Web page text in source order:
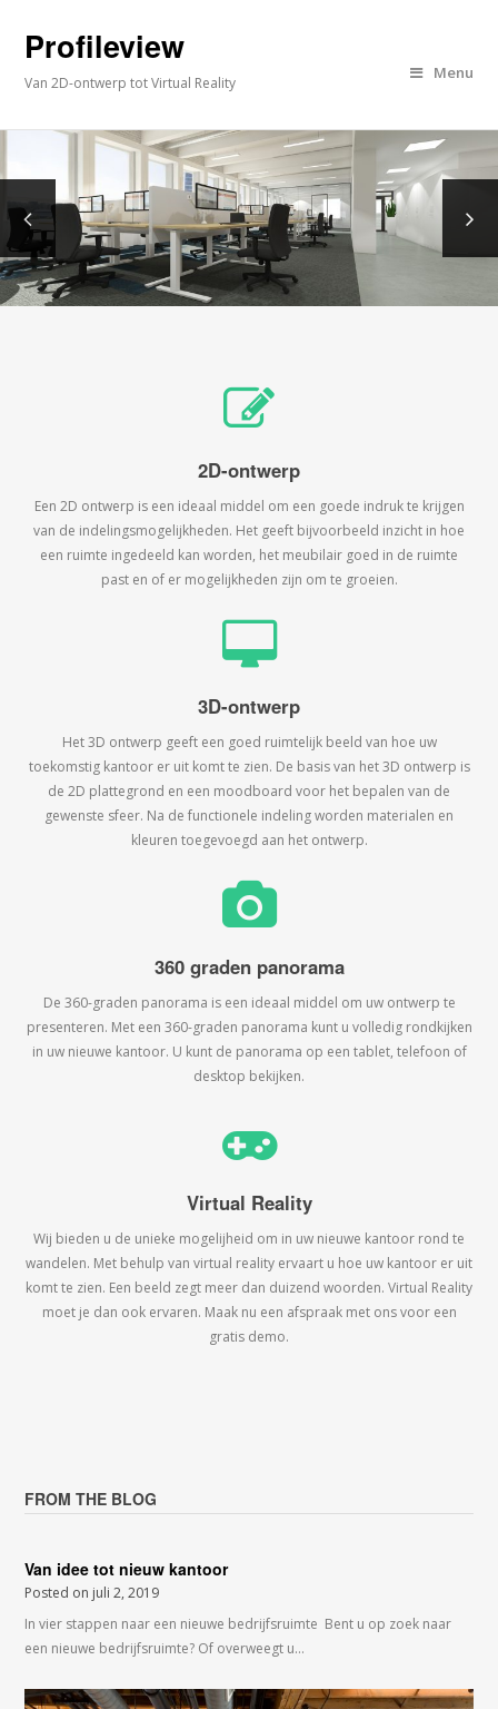
Profileview
Van 2D-ontwerp tot Virtual Reality
Menu
2D-ontwerp
Een 2D ontwerp is een ideaal middel om een goede indruk te krijgen
van de indelingsmogelijkheden. Het geeft bijvoorbeeld inzicht in hoe
een ruimte ingedeeld kan worden, het meubilair goed in de ruimte
past en of er mogelijkheden zijn om te groeien.
3D-ontwerp
Het 3D ontwerp geeft een goed ruimtelijk beeld van hoe uw
toekomstig kantoor er uit komt te zien. De basis van het 3D ontwerp is
de 2D plattegrond en een moodboard voor het bepalen van de
gewenste sfeer. Na de functionele indeling worden materialen en
kleuren toegevoegd aan het ontwerp.
360 graden panorama
De 360-graden panorama is een ideaal middel om uw ontwerp te
presenteren. Met een 360-graden panorama kunt u volledig rondkijken
in uw nieuwe kantoor. U kunt de panorama op een tablet, telefoon of
desktop bekijken.
Virtual Reality
Wij bieden u de unieke mogelijheid om in uw nieuwe kantoor rond te
wandelen. Met behulp van virtual reality ervaart u hoe uw kantoor er uit
komt te zien. Een beeld zegt meer dan duizend woorden. Virtual Reality
moet je dan ook ervaren. Maak nu een afspraak met ons voor een
gratis demo.
FROM THE BLOG
Van idee tot nieuw kantoor
Posted on juli 2, 2019
In vier stappen naar een nieuwe bedrijfsruimte Bent u op zoek naar
een nieuwe bedrijfsruimte? Of overweegt u…